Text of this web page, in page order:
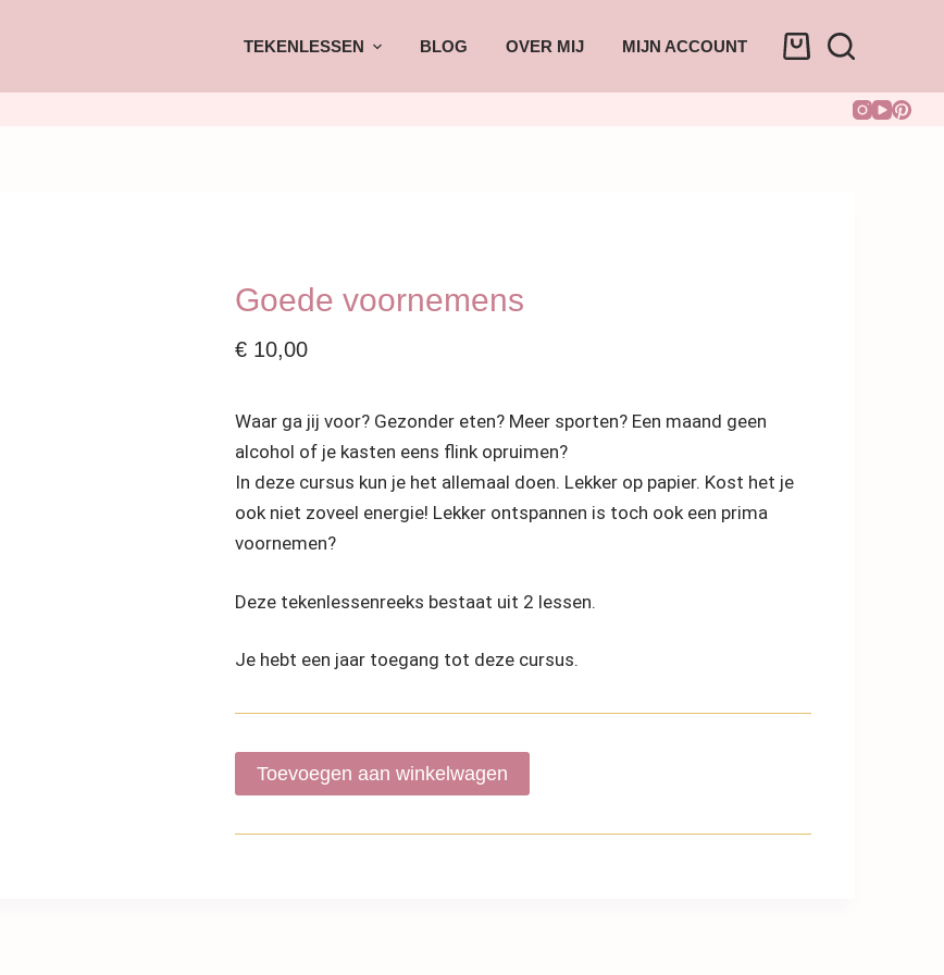
TEKENLESSEN BLOG OVER MIJ MIJN ACCOUNT
Goede voornemens
€ 10,00
Waar ga jij voor? Gezonder eten? Meer sporten? Een maand geen
alcohol of je kasten eens flink opruimen?
In deze cursus kun je het allemaal doen. Lekker op papier. Kost het je
ook niet zoveel energie! Lekker ontspannen is toch ook een prima
voornemen?
Deze tekenlessenreeks bestaat uit 2 lessen.
Je hebt een jaar toegang tot deze cursus.
Toevoegen aan winkelwagen